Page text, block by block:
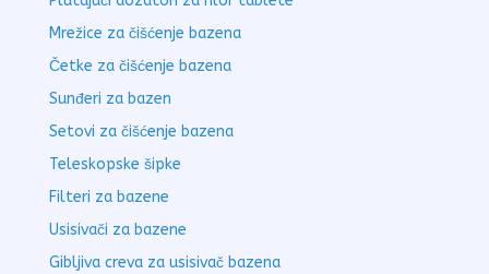
Mrežice za čišćenje bazena
Četke za čišćenje bazena
Sunđeri za bazen
Setovi za čišćenje bazena
Teleskopske šipke
Filteri za bazene
Usisivači za bazene
Gibljiva creva za usisivač bazena